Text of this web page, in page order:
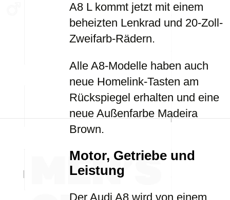
A8 L kommt jetzt mit einem
beheizten Lenkrad und 20-Zoll-
Zweifarb-Rädern.
Alle A8-Modelle haben auch
neue Homelink-Tasten am
Rückspiegel erhalten und eine
neue Außenfarbe Madeira
Brown.
Motor, Getriebe und
Leistung
Der Audi A8 wird von einem